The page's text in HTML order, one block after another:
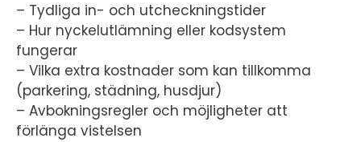
– Tydliga in- och utcheckningstider
– Hur nyckelutlämning eller kodsystem
fungerar
– Vilka extra kostnader som kan tillkomma
(parkering, städning, husdjur)
– Avbokningsregler och möjligheter att
förlänga vistelsen